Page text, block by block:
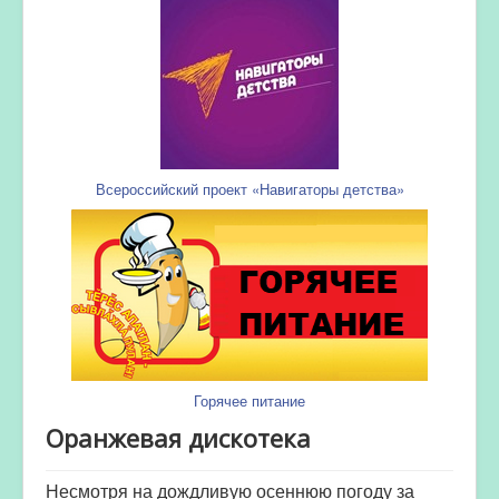
Всероссийский проект «Навигаторы детства»
Горячее питание
Оранжевая дискотека
Несмотря на дождливую осеннюю погоду за